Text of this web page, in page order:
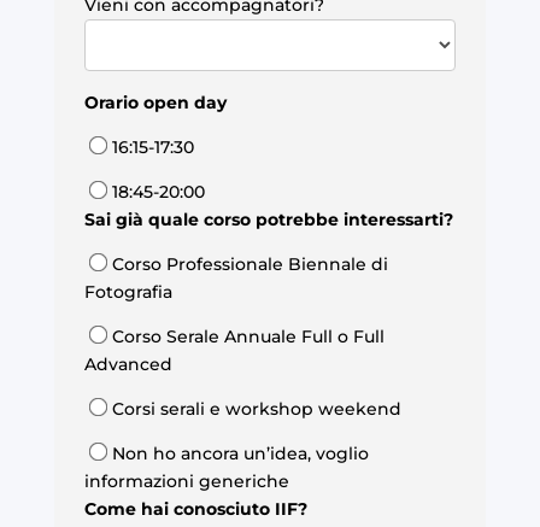
Vieni con accompagnatori?
Orario open day
16:15-17:30
18:45-20:00
Sai già quale corso potrebbe interessarti?
Corso Professionale Biennale di
Fotografia
Corso Serale Annuale Full o Full
Advanced
Corsi serali e workshop weekend
Non ho ancora un’idea, voglio
informazioni generiche
Come hai conosciuto IIF?